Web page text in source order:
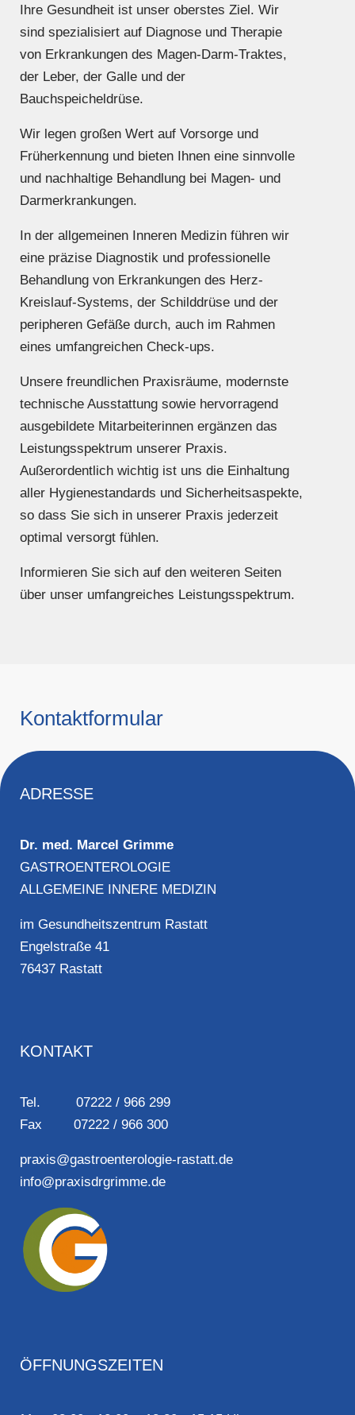
Ihre Gesundheit ist unser oberstes Ziel. Wir
sind spezialisiert auf Diagnose und Therapie
von Erkrankungen des Magen-Darm-Traktes,
der Leber, der Galle und der
Bauchspeicheldrüse.
Wir legen großen Wert auf Vorsorge und
Früherkennung und bieten Ihnen eine sinnvolle
und nachhaltige Behandlung bei Magen- und
Darmerkrankungen.
In der allgemeinen Inneren Medizin führen wir
eine präzise Diagnostik und professionelle
Behandlung von Erkrankungen des Herz-
Kreislauf-Systems, der Schilddrüse und der
peripheren Gefäße durch, auch im Rahmen
eines umfangreichen Check-ups.
Unsere freundlichen Praxisräume, modernste
technische Ausstattung sowie hervorragend
ausgebildete Mitarbeiterinnen ergänzen das
Leistungsspektrum unserer Praxis.
Außerordentlich wichtig ist uns die Einhaltung
aller Hygienestandards und Sicherheitsaspekte,
so dass Sie sich in unserer Praxis jederzeit
optimal versorgt fühlen.
Informieren Sie sich auf den weiteren Seiten
über unser umfangreiches Leistungsspektrum.
Kontaktformular
ADRESSE
Dr. med. Marcel Grimme
GASTROENTEROLOGIE
ALLGEMEINE INNERE MEDIZIN
im Gesundheitszentrum Rastatt
Engelstraße 41
76437 Rastatt
KONTAKT
Tel. 07222 / 966 299
Fax 07222 / 966 300
praxis@gastroenterologie-rastatt.de
info@praxisdrgrimme.de
ÖFFNUNGSZEITEN